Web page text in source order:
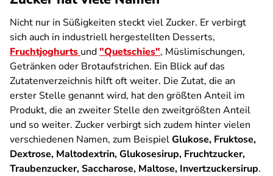
Nicht nur in Süßigkeiten steckt viel Zucker. Er verbirgt
sich auch in industriell hergestellten Desserts,
Fruchtjoghurts und"Quetschies", Müslimischungen,
Getränken oder Brotaufstrichen. Ein Blick auf das
Zutatenverzeichnis hilft oft weiter. Die Zutat, die an
erster Stelle genannt wird, hat den größten Anteil im
Produkt, die an zweiter Stelle den zweitgrößten Anteil
und so weiter. Zucker verbirgt sich zudem hinter vielen
verschiedenen Namen, zum BeispielGlukose, Fruktose,
Dextrose, Maltodextrin, Glukosesirup, Fruchtzucker,
Traubenzucker, Saccharose, Maltose, Invertzuckersirup.